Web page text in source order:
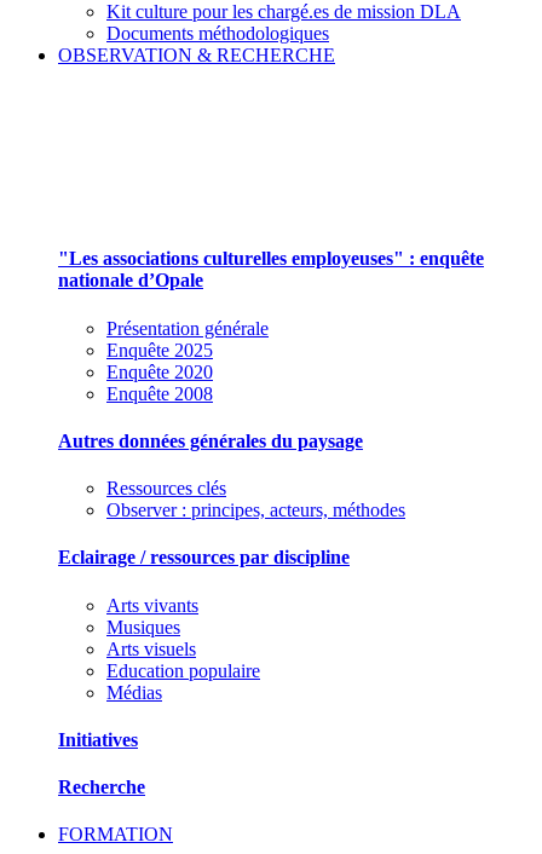
Kit culture pour les chargé.es de mission DLA
Documents méthodologiques
OBSERVATION & RECHERCHE
"Les associations culturelles employeuses" : enquête
nationale d’Opale
Présentation générale
Enquête 2025
Enquête 2020
Enquête 2008
Autres données générales du paysage
Ressources clés
Observer : principes, acteurs, méthodes
Eclairage / ressources par discipline
Arts vivants
Musiques
Arts visuels
Education populaire
Médias
Initiatives
Recherche
FORMATION